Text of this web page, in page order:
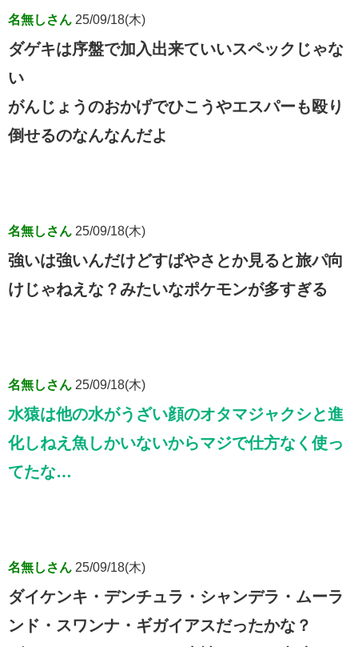
名無しさん 25/09/18(木)
ダゲキは序盤で加入出来ていいスペックじゃな
い
がんじょうのおかげでひこうやエスパーも殴り
倒せるのなんなんだよ
名無しさん 25/09/18(木)
強いは強いんだけどすばやさとか見ると旅パ向
けじゃねえな？みたいなポケモンが多すぎる
名無しさん 25/09/18(木)
水猿は他の水がうざい顔のオタマジャクシと進
化しねえ魚しかいないからマジで仕方なく使っ
てたな…
名無しさん 25/09/18(木)
ダイケンキ・デンチュラ・シャンデラ・ムーラ
ンド・スワンナ・ギガイアスだったかな？